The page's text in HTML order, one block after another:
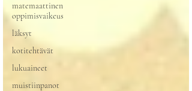
matemaattinen
oppimisvaikeus
läksyt
kotitehtävät
lukuaineet
muistiinpanot